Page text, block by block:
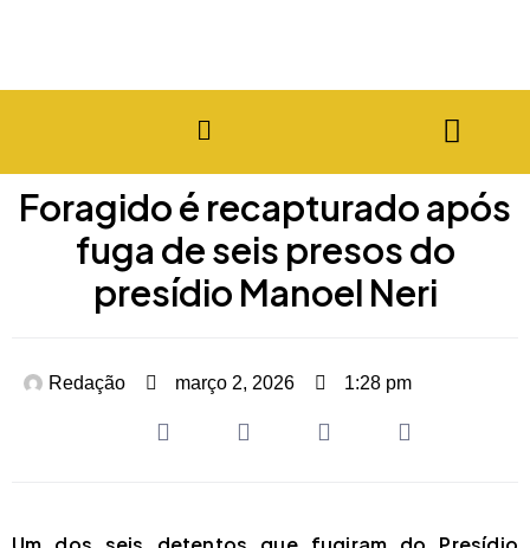
Foragido é recapturado após
fuga de seis presos do
presídio Manoel Neri
Redação março 2, 2026 1:28 pm